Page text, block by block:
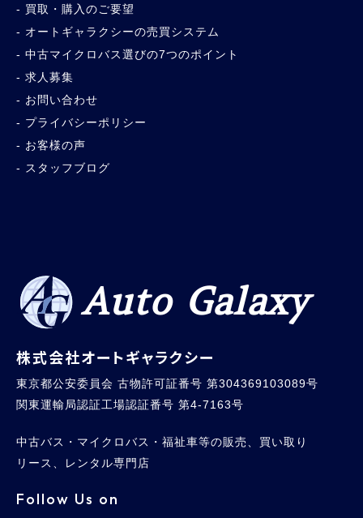
買取・購入のご要望
オートギャラクシーの売買システム
中古マイクロバス選びの7つのポイント
求人募集
お問い合わせ
プライバシーポリシー
お客様の声
スタッフブログ
Auto Galaxy
株式会社オートギャラクシー
東京都公安委員会 古物許可証番号 第304369103089号
関東運輸局認証工場認証番号 第4-7163号
中古バス・マイクロバス・福祉車等の販売、買い取り
リース、レンタル専門店
Follow Us on